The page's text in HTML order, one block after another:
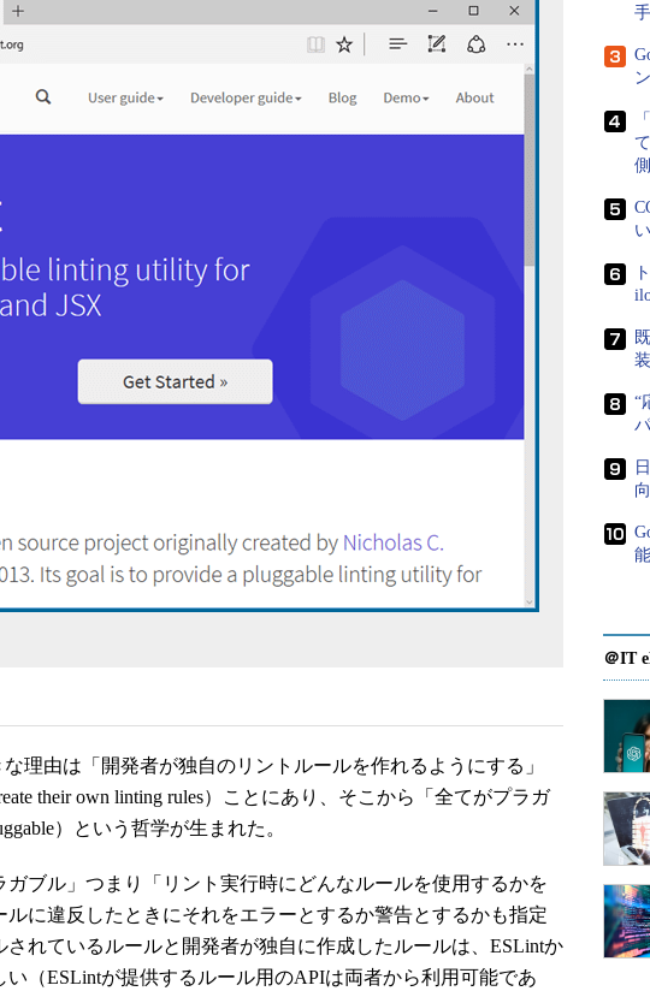
理由は「開発者が独自のリントルールを作れるようにする」
their own linting rules）ことにあり、そこから「全てがプラガ
）という哲学が生まれた。
ブル」つまり「リント実行時にどんなルールを使用するかを
に違反したときにそれをエラーとするか警告とするかも指定
れているルールと開発者が独自に作成したルールは、ESLintか
い（ESLintが提供するルール用のAPIは両者から利用可能であ
手
“
＠IT